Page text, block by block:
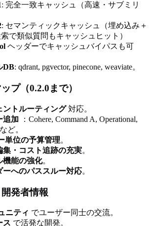
: 完全一致キャッシュ（高速・サブミリ
: セマンティックキャッシュ（埋め込み＋
で類似質問もキャッシュヒット）
ヘッダーでキャッシュバイパスも可
DB: qdrant, pgvector, pinecone, weaviate。
プ（0.2.0まで）
ントルーティング対応。
追加 ：Cohere, Command A, Operational,
ど。
単位の予算管理。
集・コスト追跡の充実。
機能の強化。
ーへのパススルー対応。
発者情報
ニティ でユーザー同士の交流。
ス で活発な開発。